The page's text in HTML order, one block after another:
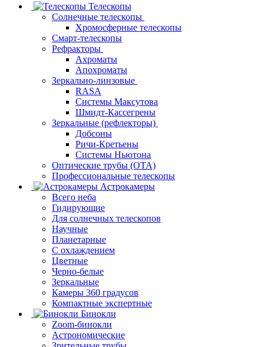
Телескопы
Солнечные телескопы
Хромосферные телескопы
Смарт-телескопы
Рефракторы
Ахроматы
Апохроматы
Зеркально-линзовые
RASA
Системы Максутова
Шмидт-Кассегрены
Зеркальные (рефлекторы)
Добсоны
Ричи-Кретьены
Системы Ньютона
Оптические трубы (OTA)
Профессиональные телескопы
Астрокамеры
Всего неба
Гидирующие
Для солнечных телескопов
Научные
Планетарные
С охлаждением
Цветные
Черно-белые
Зеркальные
Камеры 360 градусов
Компактные экспертные
Бинокли
Zoom-бинокли
Астрономические